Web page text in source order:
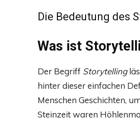
Die Bedeutung des
Was ist
Der Begriff Storytelling
hinter dieser einfachen
Menschen Geschichten,
Steinzeit waren